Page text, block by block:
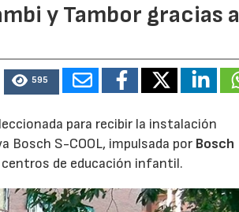
y Tambor gracias a
595
para recibir la instalación
S-COOL, impulsada por Bosch
de educación infantil.